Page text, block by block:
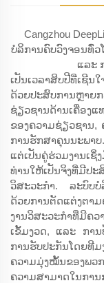
Cangzhou
ບໍລິການຄົບວົງຈອນທົ່
ແລະ
ເປັນເວລາສິບປີທີ່ເຊີນ
ດ້ວຍປະສົບການຫຼາຍ
ຊ່ຽວຊານດ້ານເຄື່ອງແ
ຂອງຄວາມຊ່ຽວຊານ,
ການຮັກສາຄຸນນະພາ
ແຕ່ເປັນຄູ່ຮ່ວມງານເຊິ່
ທ່ານໃຫ້ເປັນຈິງທີ່ມີປ
ວິສະວະກຳ. ລະບົບບໍ
ດ້ວຍການຕັດແຕ່ງຕ
ງານວິສະວະກຳທີ່ມີຄ
ເຂັ້ມງວດ, ແລະ ກາ
ການຮັບປະກັນໂດຍທີ
ຄວາມມຸ່ງໝັ້ນຂອງພວກ
ຄວາມສາມາດໃນກາ